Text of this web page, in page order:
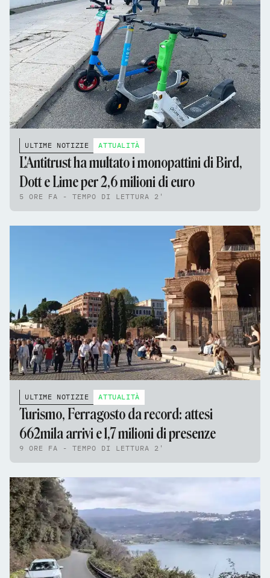
ULTIME NOTIZIE ATTUALITÀ
L'Antitrust ha multato i monopattini di Bird,
Dott e Lime per 2,6 milioni di euro
5 ORE FA - TEMPO DI LETTURA 2'
ULTIME NOTIZIE ATTUALITÀ
Turismo, Ferragosto da record: attesi
662mila arrivi e 1,7 milioni di presenze
9 ORE FA - TEMPO DI LETTURA 2'